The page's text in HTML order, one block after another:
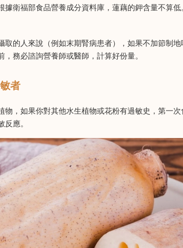
據衛福部食品營養成分資料庫，蓮藕的鉀含量不算
取的人來說（例如末期腎病患者），如果不加節制
務必諮詢營養師或醫師，計算好份量。
者
物，如果你對其他水生植物或花粉有過敏史，第一
應。